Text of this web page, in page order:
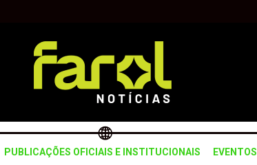
PUBLICAÇÕES OFICIAIS E INSTITUCIONAIS EVENTOS